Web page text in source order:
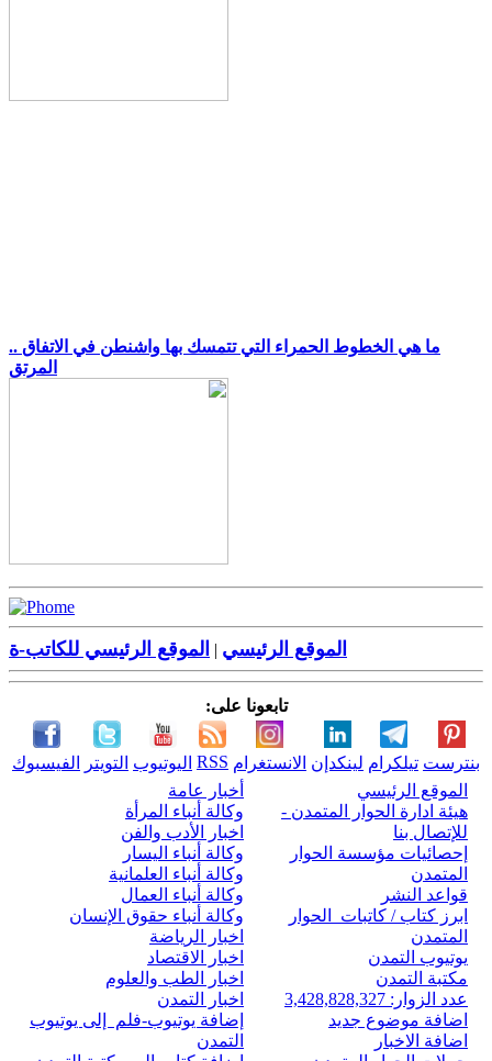
.. ما هي الخطوط الحمراء التي تتمسك بها واشنطن في الاتفاق
المرتق
الموقع الرئيسي | الموقع الرئيسي للكاتب-ة
تابعونا على:
الفيسبوك التويتر اليوتيوب RSS الانستغرام لينكدإن تيلكرام بنترست
الموقع الرئيسي
هيئة ادارة الحوار المتمدن -
للإتصال بنا
إحصائيات مؤسسة الحوار
المتمدن
قواعد النشر
ابرز كتاب / كاتبات الحوار
المتمدن
يوتيوب التمدن
مكتبة التمدن
عدد الزوار: 3,428,828,327
اضافة موضوع جديد
اضافة الاخبار
أخبار عامة
وكالة أنباء المرأة
اخبار الأدب والفن
وكالة أنباء اليسار
وكالة أنباء العلمانية
وكالة أنباء العمال
وكالة أنباء حقوق الإنسان
اخبار الرياضة
اخبار الاقتصاد
اخبار الطب والعلوم
اخبار التمدن
إضافة يوتيوب-فلم إلى يوتيوب
التمدن